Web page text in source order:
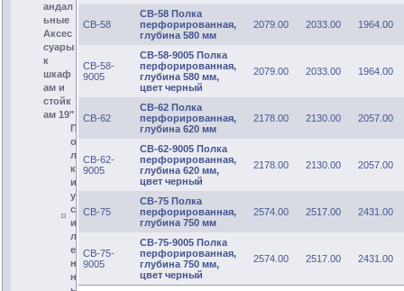
андал
ьные
Аксес
суары
к
шкаф
ам и
стойк
ам 19"
П
о
л
к
и
у
с
и
л
е
н
н
СВ-58
СВ-58 Полка
перфорированная,
глубина 580 мм
2079.00 2033.00 1964.00
СВ-58-
9005
СВ-58-9005 Полка
перфорированная,
глубина 580 мм,
цвет черный
2079.00 2033.00 1964.00
СВ-62
СВ-62 Полка
перфорированная,
глубина 620 мм
2178.00 2130.00 2057.00
СВ-62-
9005
СВ-62-9005 Полка
перфорированная,
глубина 620 мм,
цвет черный
2178.00 2130.00 2057.00
СВ-75
СВ-75 Полка
перфорированная,
глубина 750 мм
2574.00 2517.00 2431.00
СВ-75-
9005
СВ-75-9005 Полка
перфорированная,
глубина 750 мм,
цвет черный
2574.00 2517.00 2431.00